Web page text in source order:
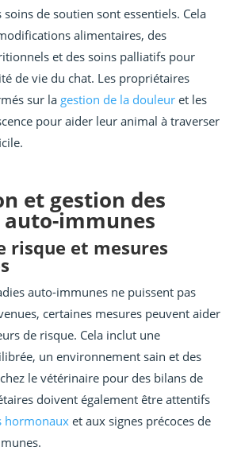
de soutien sont essentiels. Cela
alimentaires, des
et des soins palliatifs pour
de vie du chat. Les propriétaires
sur la gestion de la douleur et les
pour aider leur animal à traverser
et gestion des
immunes
risque et mesures
auto-immunes ne puissent pas
certaines mesures peuvent aider
de risque. Cela inclut une
un environnement sain et des
le vétérinaire pour des bilans de
doivent également être attentifs
hormonaux et aux signes précoces de